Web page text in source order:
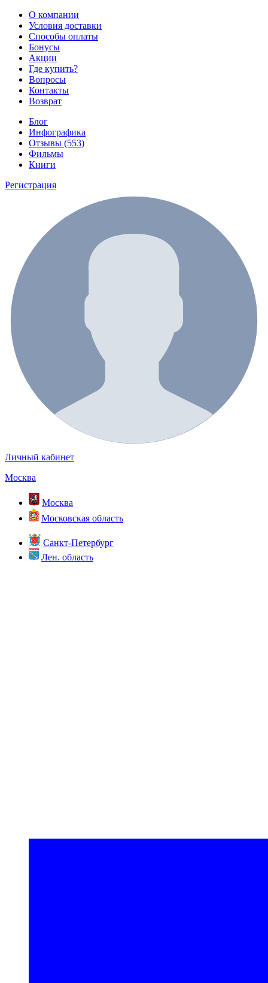
О компании
Условия доставки
Способы оплаты
Бонусы
Акции
Где купить?
Вопросы
Контакты
Возврат
Блог
Инфографика
Отзывы (553)
Фильмы
Книги
Регистрация
Личный кабинет
Москва
Москва
Московская область
Санкт-Петербург
Лен. область